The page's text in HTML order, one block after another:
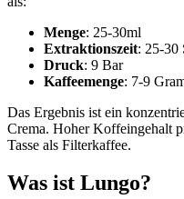
Menge: 25-30ml
Extraktionszeit: 25-30
Druck: 9 Bar
Kaffeemenge: 7-9
Das Ergebnis ist ein
Crema. Hoher Koffeingehalt
Tasse als Filterkaffee.
Was ist Lungo?